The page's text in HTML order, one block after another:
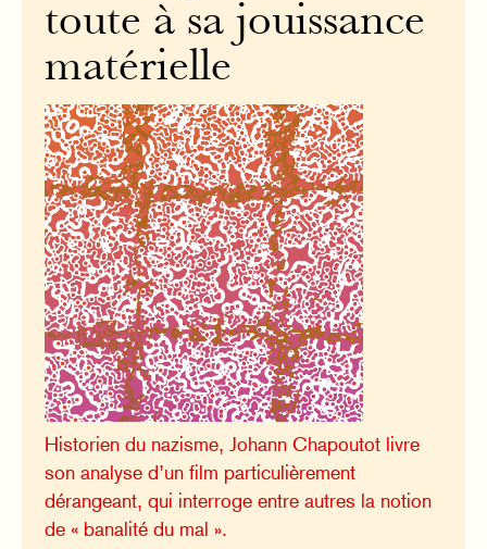
toute à sa jouissance
matérielle
Historien du nazisme, Johann Chapoutot livre
son analyse d’un film particulièrement
dérangeant, qui interroge entre autres la notion
de « banalité du mal ».